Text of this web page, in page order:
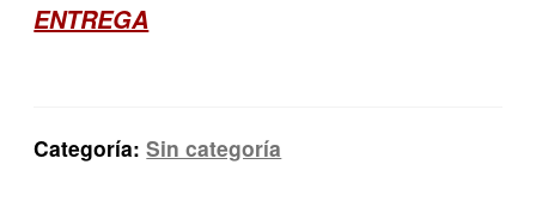
ENTREGA
Categoría:Sin categoría